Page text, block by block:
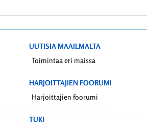
UUTISIA MAAILMALTA
Toimintaa eri maissa
HARJOITTAJIEN FOORUMI
Harjoittajien foorumi
TUKI